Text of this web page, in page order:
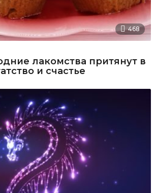
468
лакомства притянут в
и счастье